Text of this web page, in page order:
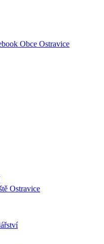
Obce Ostravice
Ostravice